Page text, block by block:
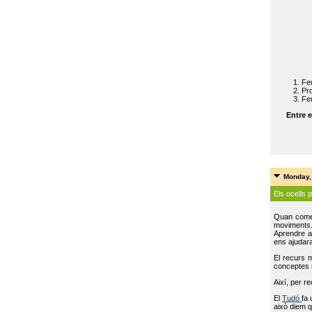
Entre
Els ocells
Quan
Aprendre
ens
El recurs
conceptes
Així, per
ElTudófa
això diem